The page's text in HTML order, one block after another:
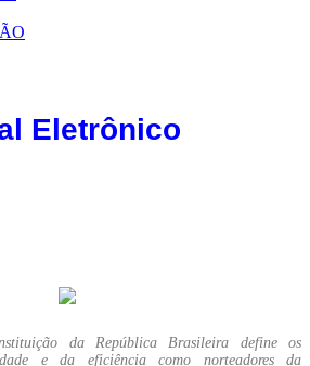
Eletrônico
da República Brasileira define os
e da eficiência como norteadores da